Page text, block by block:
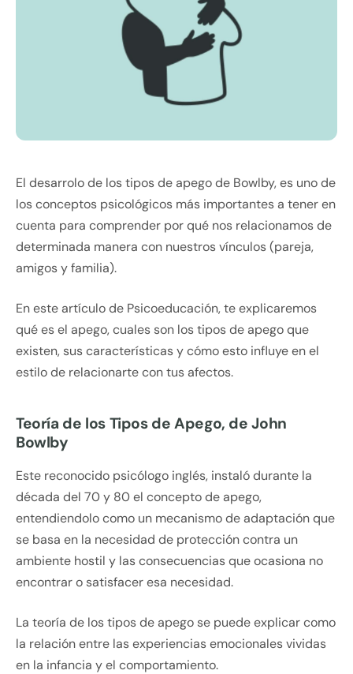
El desarrolo de los tipos de apego de Bowlby, es uno de
los conceptos psicológicos más importantes a tener en
cuenta para comprender por qué nos relacionamos de
determinada manera con nuestros vínculos (pareja,
amigos y familia).
En este artículo de Psicoeducación, te explicaremos
qué es el apego, cuales son los tipos de apego que
existen, sus características y cómo esto influye en el
estilo de relacionarte con tus afectos.
Teoría de los Tipos de Apego, de John
Bowlby
Este reconocido psicólogo inglés, instaló durante la
década del 70 y 80 el concepto de apego,
entendiendolo como un mecanismo de adaptación que
se basa en la necesidad de protección contra un
ambiente hostil y las consecuencias que ocasiona no
encontrar o satisfacer esa necesidad.
La teoría de los tipos de apego se puede explicar como
la relación entre las experiencias emocionales vividas
en la infancia y el comportamiento.